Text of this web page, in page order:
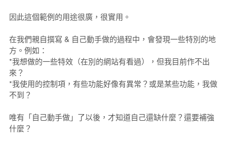
因此這個範例的用途很廣，很實用。
在我們親自撰寫 & 自己動手做的過程中，會發現一些特別的地
方。例如：
*我想做的一些特效（在別的網站有看過），但我目前作不出
來？
*我使用的控制項，有些功能好像有異常？或是某些功能，我做
不到？
唯有「自己動手做」了以後，才知道自己還缺什麼？還要補強
什麼？